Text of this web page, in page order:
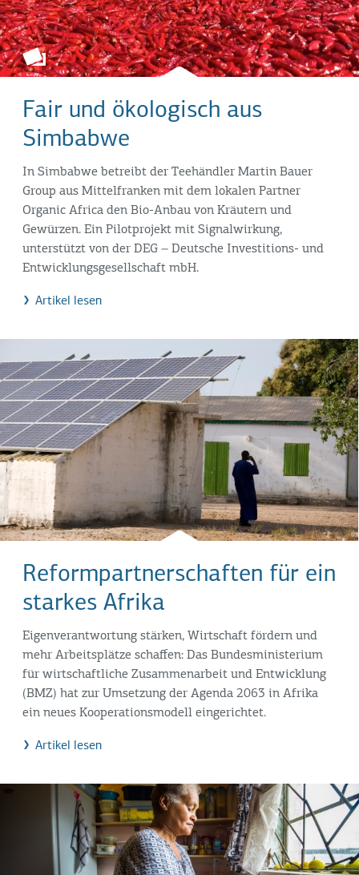
Fair und ökologisch aus
Simbabwe
In Simbabwe betreibt der Teehändler Martin Bauer
Group aus Mittelfranken mit dem lokalen Partner
Organic Africa den Bio-Anbau von Kräutern und
Gewürzen. Ein Pilotprojekt mit Signalwirkung,
unterstützt von der DEG – Deutsche Investitions- und
Entwicklungsgesellschaft mbH.
Artikel lesen
Reformpartnerschaften für ein
starkes Afrika
Eigenverantwortung stärken, Wirtschaft fördern und
mehr Arbeitsplätze schaffen: Das Bundesministerium
für wirtschaftliche Zusammenarbeit und Entwicklung
(BMZ) hat zur Umsetzung der Agenda 2063 in Afrika
ein neues Kooperationsmodell eingerichtet.
Artikel lesen